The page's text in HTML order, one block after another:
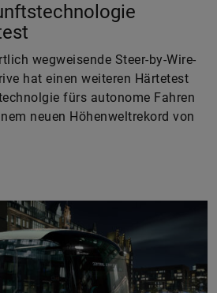
wegweisende Steer-by-Wire-
hat einen weiteren Härtetest
fürs autonome Fahren
neuen Höhenweltrekord von